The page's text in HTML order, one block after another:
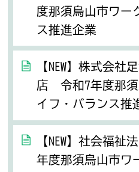
度那須烏山市ワー
ス推進企業
【NEW】株式会
店 令和7年度那須
イフ・バランス推
【NEW】社会福
年度那須烏山市ワ